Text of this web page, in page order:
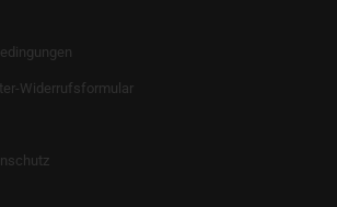
Widerrufsformular